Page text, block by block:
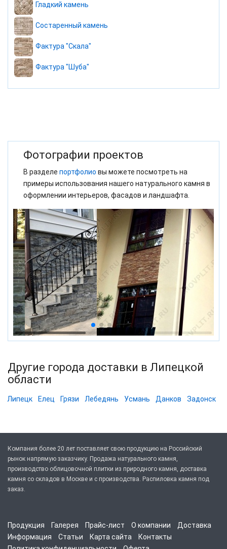
Гладкий камень
Состаренный камень
Фактура "Скала"
Фактура "Шуба"
Фотографии проектов
В разделе портфолио вы можете посмотреть на
примеры использования нашего натурального камня в
оформлении интерьеров, фасадов и ландшафта.
Другие города доставки в Липецкой
области
Липецк Елец Грязи Лебедянь Усмань Данков Задонск
Компания более 20 лет поставляет свою продукцию на Российский
рынок напрямую заказчику. Продажа натурального камня,
производство облицовочной плитки из природного камня, доставка
камня со складов в Москве и с производства. Распиловка камня под
заказ.
Продукция Галерея Прайс-лист О компании
Доставка
Информация
Статьи Карта сайта
Контакты